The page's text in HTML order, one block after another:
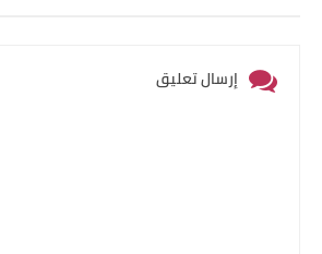
إرسال تعليق